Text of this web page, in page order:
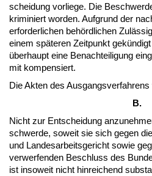
schei­dung vor­lie­ge. Die
kri­mi­niert wor­den. Auf­grund der
er­for­der­li­chen behörd­li­chen
ei­nem späte­ren Zeit­punkt
über­haupt ei­ne Be­nach­tei­li­gung
mit kom­pen­siert.
Die Ak­ten des
B.
Nicht zur Ent­schei­dung
schwer­de, so­weit sie sich ge­gen
und Lan­des­ar­beits­ge­richt so­wie
ver­wer­fen­den Be­schluss des
ist in­so­weit nicht hin­rei­chend